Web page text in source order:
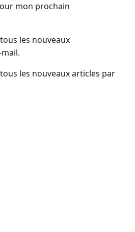
mon prochain
les nouveaux
les nouveaux articles par